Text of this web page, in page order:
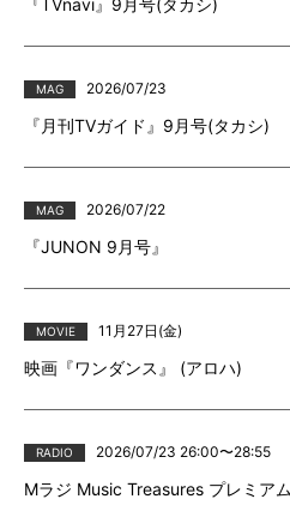
『TVnavi』9月号(タカシ)
MAG 2026/07/23
『月刊TVガイド』9月号(タカシ)
MAG 2026/07/22
『JUNON 9月号』
MOVIE 11月27日(金)
映画『ワンダンス』 (アロハ)
RADIO 2026/07/23 26:00〜28:55
Mラジ Music Treasures プレミア